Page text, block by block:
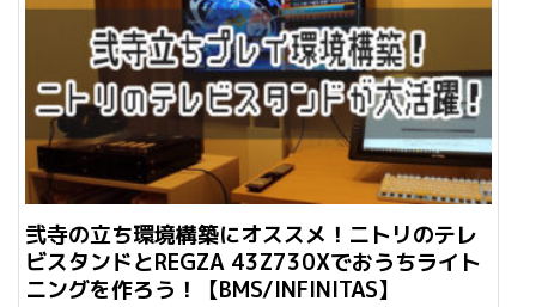
弐寺の立ち環境構築にオススメ！ニトリのテレ
ビスタンドとREGZA 43Z730Xでおうちライト
ニングを作ろう！【BMS/INFINITAS】